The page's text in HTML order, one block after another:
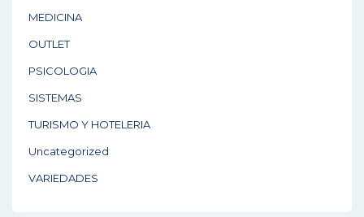
MEDICINA
OUTLET
PSICOLOGIA
SISTEMAS
TURISMO Y HOTELERIA
Uncategorized
VARIEDADES